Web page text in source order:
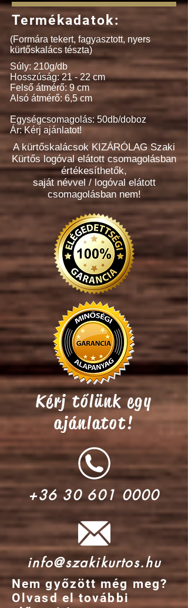
Termékadatok:
(Formára tekert, fagyasztott, nyers
kürtőskalács tészta)
Súly: 210g/db
Hosszúság: 21 - 22 cm
Felső átmérő: 9 cm
Alsó átmérő: 6,5 cm
Egységcsomagolás: 50db/doboz
Ár: Kérj ajánlatot!
A kürtőskalácsok KIZÁRÓLAG Szaki
Kürtős logóval elátott csomagolásban
értékesíthetők,
saját névvel / logóval elátott
csomagolásban nem!
Kérj tőlünk egy
ajánlatot!
+36 30601 0000
info@szakikurtos.hu
Nem győzött még meg?
Olvasd el további